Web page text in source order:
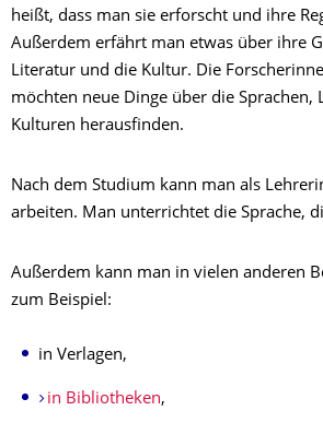
heißt, dass man sie erforscht und ihre
Außerdem erfährt man etwas über ihre
Literatur und die Kultur. Die
möchten neue Dinge über die Sprachen,
Kulturen herausfinden.
Nach dem Studium kann man als
arbeiten. Man unterrichtet die Sprache,
Außerdem kann man in vielen anderen
zum Beispiel:
in Verlagen,
in Bibliotheken,